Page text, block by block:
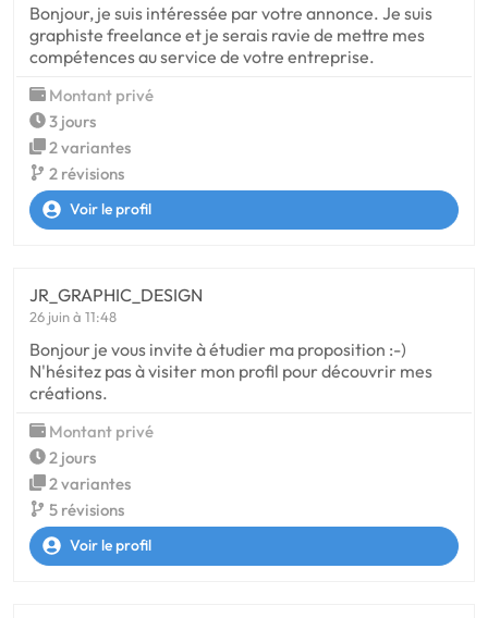
Bonjour, je suis intéressée par votre annonce. Je suis
graphiste freelance et je serais ravie de mettre mes
compétences au service de votre entreprise.
Montant privé
3 jours
2 variantes
2 révisions
Voir le profil
JR_GRAPHIC_DESIGN
26 juin à 11:48
Bonjour je vous invite à étudier ma proposition :-)
N'hésitez pas à visiter mon profil pour découvrir mes
créations.
Montant privé
2 jours
2 variantes
5 révisions
Voir le profil